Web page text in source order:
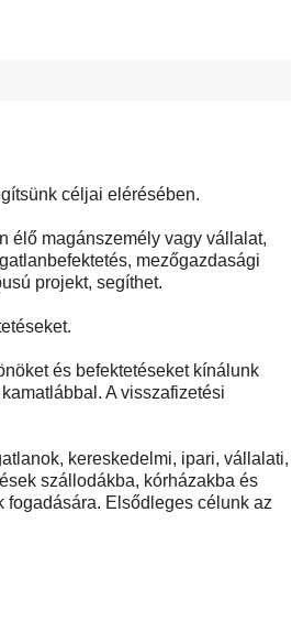
céljai elérésében.
élő magánszemély vagy vállalat,
mezőgazdasági
projekt, segíthet.
és befektetéseket kínálunk
A visszafizetési
kereskedelmi, ipari, vállalati,
szállodákba, kórházakba és
Elsődleges célunk az